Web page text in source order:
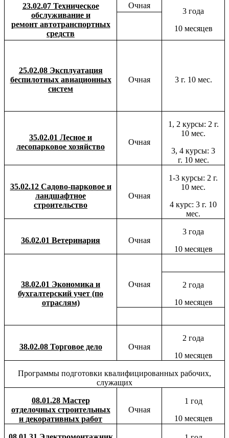
23.02.07 Техническое
обслуживание и
ремонт автотранспортных
средств
Очная
3 года
10 месяцев
25.02.08 Эксплуатация
беспилотных авиационных
систем
Очная 3 г. 10 мес.
35.02.01 Лесное и
лесопарковое хозяйство
Очная
1, 2 курсы: 2 г.
10 мес.
3, 4 курсы: 3
г. 10 мес.
35.02.12 Садово-парковое и
ландшафтное
строительство
Очная
1-3 курсы: 2 г.
10 мес.
4 курс: 3 г. 10
мес.
36.02.01 Ветеринария Очная
3 года
10 месяцев
38.02.01 Экономика и
бухгалтерский учет (по
отраслям)
Очная
2 года
10 месяцев
38.02.08 Торговое дело Очная
2 года
10 месяцев
Программы подготовки квалифицированных рабочих,
служащих
08.01.28 Мастер
отделочных строительных
и декоративных работ
Очная
1 год
10 месяцев